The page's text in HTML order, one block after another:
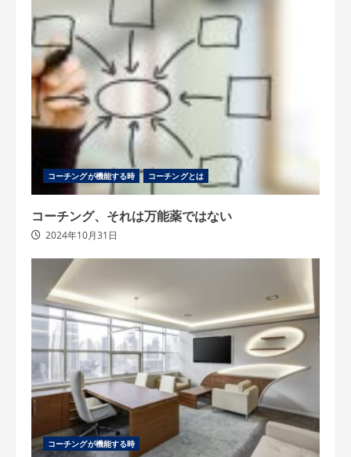
コーチングが機能する時 コーチングとは
コーチング、それは万能薬ではない
2024年10月31日
コーチングが機能する時